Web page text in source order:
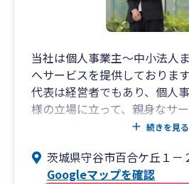
当社は個人事業主～中小法人
へサービスを提供しております
代表は経営者でもあり、個人
様の立場に立って、親身なサ
って担当しております。
続きを見る
茨城県守谷市百合ケ丘１－
Googleマップを確認